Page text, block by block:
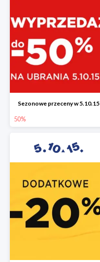
Sezonowe przeceny w 5.10.15
50%